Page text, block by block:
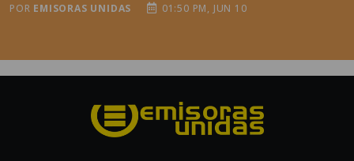
Grupo Emisoras Unidas es el primer grupo multimedios de